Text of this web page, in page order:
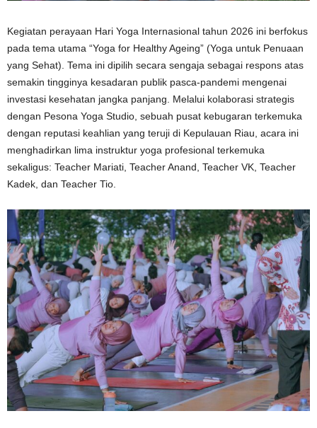
Kegiatan perayaan Hari Yoga Internasional tahun 2026 ini berfokus
pada tema utama “Yoga for Healthy Ageing” (Yoga untuk Penuaan
yang Sehat). Tema ini dipilih secara sengaja sebagai respons atas
semakin tingginya kesadaran publik pasca-pandemi mengenai
investasi kesehatan jangka panjang. Melalui kolaborasi strategis
dengan Pesona Yoga Studio, sebuah pusat kebugaran terkemuka
dengan reputasi keahlian yang teruji di Kepulauan Riau, acara ini
menghadirkan lima instruktur yoga profesional terkemuka
sekaligus: Teacher Mariati, Teacher Anand, Teacher VK, Teacher
Kadek, dan Teacher Tio.